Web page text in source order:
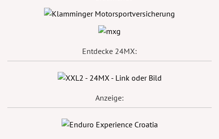
Entdecke 24MX:
Anzeige: